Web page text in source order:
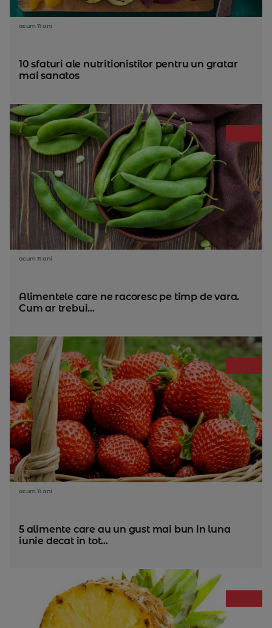
acum 11 ani
10 sfaturi ale nutritionistilor pentru un gratar
mai sanatos
acum 11 ani
Alimentele care ne racoresc pe timp de vara.
Cum ar trebui...
acum 11 ani
5 alimente care au un gust mai bun in luna
iunie decat in tot...